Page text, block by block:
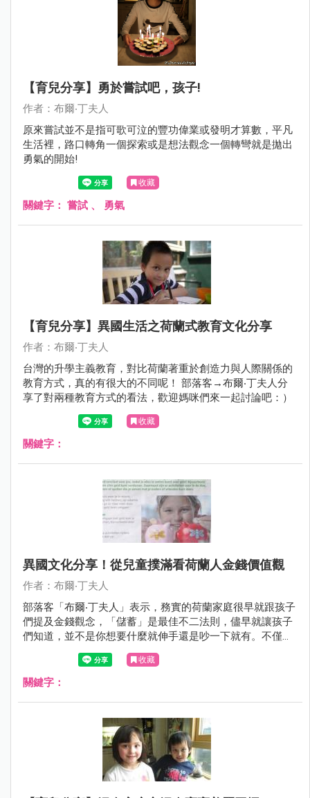
【育兒分享】勇於嘗試吧，孩子!
作者：布爾‧丁夫人
原來嘗試並不是指可歌可泣的豐功偉業或發明才算數，平凡
生活裡，路口轉角一個探索或是想法觀念一個轉彎就是拋出
勇氣的開始!
收藏
關鍵字： 嘗試 、 勇氣
【育兒分享】異國生活之荷蘭式教育文化分享
作者：布爾‧丁夫人
台灣的升學主義教育，對比荷蘭著重於創造力與人際關係的
教育方式，真的有很大的不同呢！ 部落客→布爾‧丁夫人分
享了對兩種教育方式的看法，歡迎媽咪們來一起討論吧：）
收藏
關鍵字：
異國文化分享！從兒童撲滿看荷蘭人金錢價值觀
作者：布爾‧丁夫人
部落客「布爾‧丁夫人」表示，務實的荷蘭家庭很早就跟孩子
們提及金錢觀念，「儲蓄」是最佳不二法則，儘早就讓孩子
們知道，並不是你想要什麼就伸手還是吵一下就有。不僅家
庭，連學校也很重視金錢觀念的教育，小學就開始教導如何
正確使用金錢、了解它甚至投資它！真的是很不一樣的文化
呢～有興趣的媽咪們可以來看看：）
收藏
關鍵字：